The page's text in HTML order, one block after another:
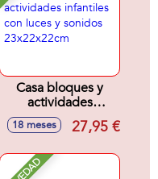
Casa bloques y
actividades
infantiles con luces
y sonidos
18 meses 27,95 €